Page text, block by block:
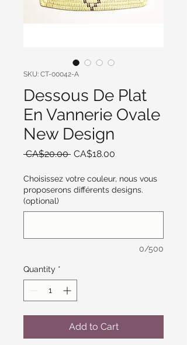
SKU: CT-00042-A
Dessous De Plat
En Vannerie Ovale
New Design
CA$20.00 Regular
CA$18.00
Choisissez votre couleur, nous vous
proposerons différents designs.
(optional)
0/500
Quantity *
Add to Cart